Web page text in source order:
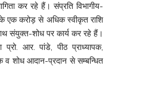
कर रहे हैं। संप्रति विभागीय-
के एक करोड़ से अधिक स्वीकृत राशि
संयुक्त-शोध पर कार्य कर रहे हैं।
आर. पांडे, पीठ प्राध्यापक,
व शोध आदान-प्रदान से सम्बन्धित